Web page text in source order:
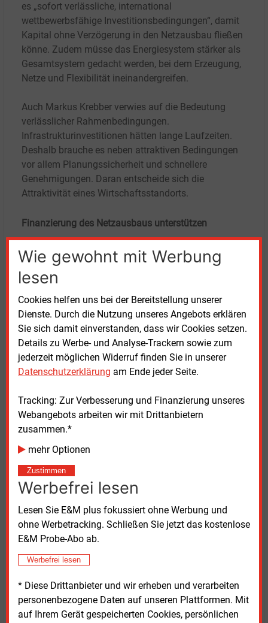
Wie gewohnt mit Werbung
lesen
Cookies helfen uns bei der Bereitstellung unserer
Dienste. Durch die Nutzung unseres Angebots erklären
Sie sich damit einverstanden, dass wir Cookies setzen.
Details zu Werbe- und Analyse-Trackern sowie zum
jederzeit möglichen Widerruf finden Sie in unserer
Datenschutzerklärung am Ende jeder Seite.
Tracking: Zur Verbesserung und Finanzierung unseres
Webangebots arbeiten wir mit Drittanbietern
zusammen.*
mehr Optionen
Zustimmen
Werbefrei lesen
Lesen Sie E&M plus fokussiert ohne Werbung und
ohne Werbetracking. Schließen Sie jetzt das kostenlose
E&M Probe-Abo ab.
Werbefrei lesen
* Diese Drittanbieter und wir erheben und verarbeiten
personenbezogene Daten auf unseren Plattformen. Mit
auf Ihrem Gerät gespeicherten Cookies, persönlichen
es „sofort verlässliche, international
wettbewerbsfähige Investitionsbedingungen“, damit
Kapital ohne Verzögerung in den Netzausbau fließen
könne. Zudem müsse das Energiesystem stärker als
Gesamtsystem gedacht werden, bei dem Erzeugung,
Netze und Flexibilität ineinandergreifen.
Auch Markus Krebber verwies auf die Bedeutung
verlässlicher Rahmenbedingungen.
Infrastrukturinvestitionen hätten lange Laufzeiten.
Deshalb brauche es neben attraktiven Bedingungen
vor allem Planungssicherheit und schnellere
Genehmigungen. Daran entscheide sich die
Attraktivität eines Wirtschaftsstandorts.
Finanzierung des Netzausbaus unterstützen
Christian Sewing sprach von einem
„Finanzierungsmarathon“ für Netze,
Energieversorgung und industrielle Transformation.
Nach Angaben des Deutsche-Bank-Chefs sei
ausreichend Kapital vorhanden. Voraussetzung sei
jedoch, Prozesse zu vereinfachen und die Umsetzung
deutlich zu beschleunigen.
Birgit Potrafki verwies auf geopolitische Risiken und
die Bedeutung einer unabhängigen Stahlproduktion
in Europa. Die Finanzvorständin der Salzgitter AG
forderte deshalb stabile regulatorische und
die frühzeitig in die Transformation investierten.
Siemens-Energy-Vorstand Tim Holt erklärte,
Lieferketten könnten nur dann im erforderlichen
Tempo ausgebaut werden, wenn Unternehmen
langfristige Planungssicherheit erhielten. Der
Austausch zwischen Netzbetreibern, Industrie, Politik
und Gesellschaft sei dafür entscheidend.
Aurelie Alemany betonte die Rolle der Elektrifizierung
und Digitalisierung. Die Vorstandsvorsitzende von
Enercity erklärte, Speicher, intelligente Netze und die